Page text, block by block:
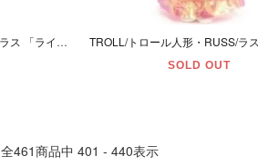
TROLL/トロール人形・RUSS/ラス 「ライトブルー/L/女の子/サマー/可動」
SOLD OUT
全461商品中 401 - 440表示